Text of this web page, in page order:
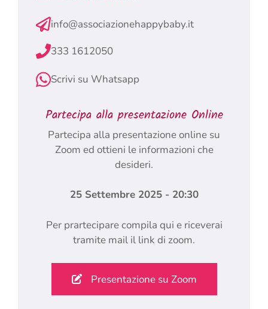
info@associazionehappybaby.it
333 1612050
Scrivi su Whatsapp
Partecipa alla presentazione Online
Partecipa alla presentazione online su
Zoom ed ottieni le informazioni che
desideri.
25 Settembre 2025 - 20:30
Per prartecipare compila qui e riceverai
tramite mail il link di zoom.
Presentazione su Zoom